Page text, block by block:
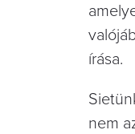
írása.
nem